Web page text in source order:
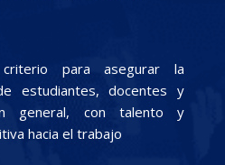
para asegurar la
estudiantes, docentes y
general, con talento y
hacia el trabajo